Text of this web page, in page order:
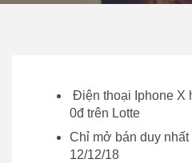
Điện thoại Iphone X
0đ trên Lotte
Chỉ mở bán duy
12/12/18